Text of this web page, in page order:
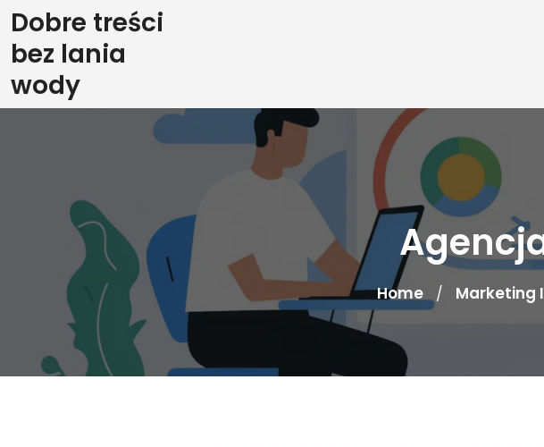
Skip
to
content
Dobre treści
bez lania
wody
Home / Marketing